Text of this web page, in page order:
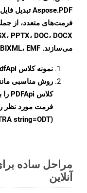
می‌سازند. MOBIXML، EMF و TIFF
نمونه کلاس
روش مناسبی
فرمت مورد نظر را
(EXTRA string=ODT)
آنلاین